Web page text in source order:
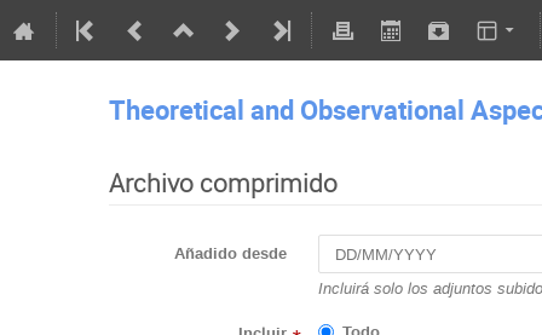
Theoretical and Observational
Archivo comprimido
Añadido desde
Incluirá solo los adjuntos